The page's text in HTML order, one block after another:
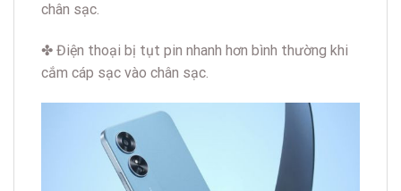
chân sạc.
✤ Điện thoại bị tụt pin nhanh hơn bình thường khi
cắm cáp sạc vào chân sạc.